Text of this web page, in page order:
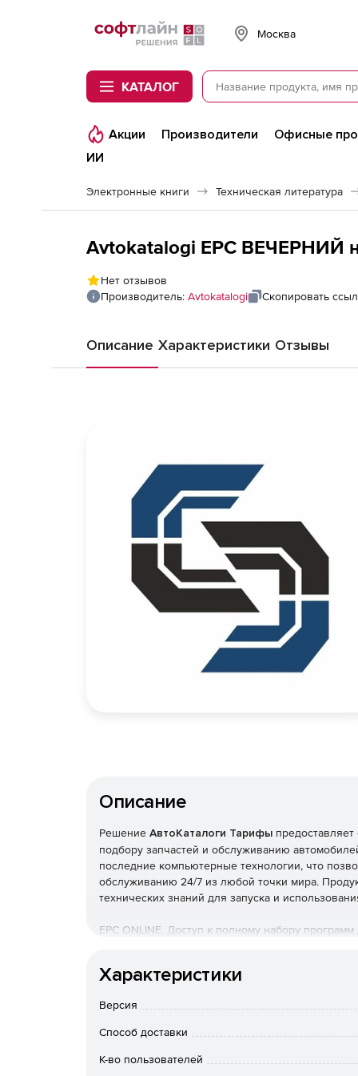
Softline
Москва
КАТАЛОГ
Акции Производители Офисные
ИИ
Электронные книги Техническая литература
Avtokatalogi EPC ВЕЧЕРНИЙ
Нет отзывов
Производитель: Avtokatalogi Скопировать
Описание Характеристики Отзывы
Описание
Решение АвтоКаталоги Тарифы
подбору запчастей и обслуживанию
последние компьютерные технологии, что
обслуживанию 24/7 из любой точки мира.
технических знаний для запуска и
EPC ONLINE. Доступ к полному набору программ
1 месяц.
1 пользователь.
Характеристики
Версия
Способ доставки
К-во пользователей